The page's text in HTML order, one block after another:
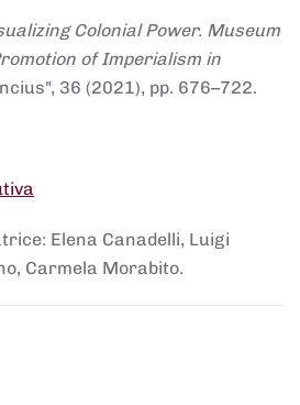
Colonial Power. Museum
of Imperialism in
36 (2021), pp. 676–722.
Elena Canadelli, Luigi
Carmela Morabito.